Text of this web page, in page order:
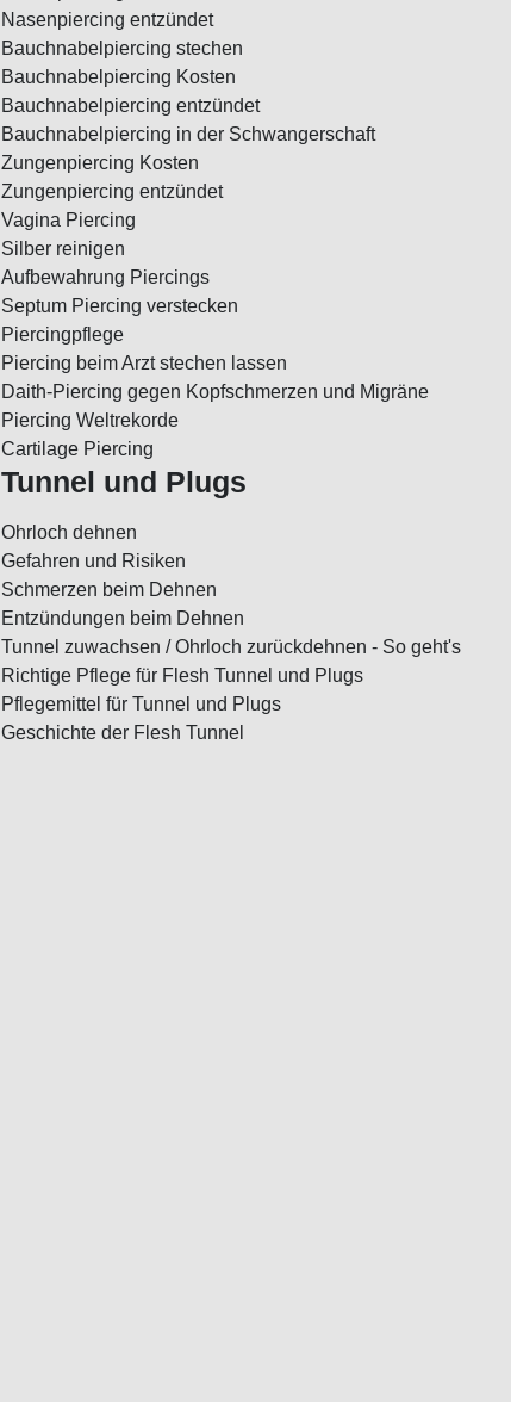
Nasenpiercing entzündet
Bauchnabelpiercing stechen
Bauchnabelpiercing Kosten
Bauchnabelpiercing entzündet
Bauchnabelpiercing in der Schwangerschaft
Zungenpiercing Kosten
Zungenpiercing entzündet
Vagina Piercing
Silber reinigen
Aufbewahrung Piercings
Septum Piercing verstecken
Piercingpflege
Piercing beim Arzt stechen lassen
Daith-Piercing gegen Kopfschmerzen und Migräne
Piercing Weltrekorde
Cartilage Piercing
Tunnel und Plugs
Ohrloch dehnen
Gefahren und Risiken
Schmerzen beim Dehnen
Entzündungen beim Dehnen
Tunnel zuwachsen / Ohrloch zurückdehnen - So geht's
Richtige Pflege für Flesh Tunnel und Plugs
Pflegemittel für Tunnel und Plugs
Geschichte der Flesh Tunnel